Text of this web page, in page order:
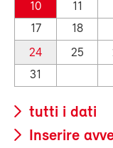
10
11
17
18
24
25
31
tutti i dati
Inserire